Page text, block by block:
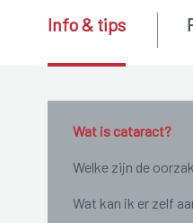
Wat is cataract?
Welke zijn de
Wat kan ik er zelf
Info & tips